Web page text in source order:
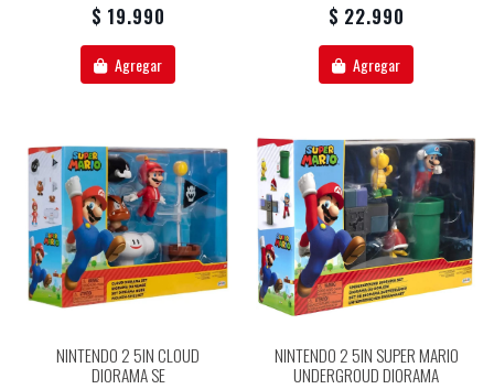
$ 19.990
Agregar
$ 22.990
Agregar
NINTENDO 2 5IN CLOUD
DIORAMA SE
NINTENDO 2 5IN SUPER MARIO
UNDERGROUD DIORAMA